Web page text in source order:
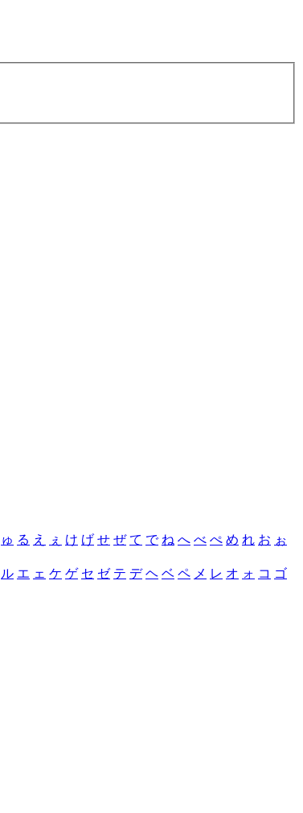
ゅ る え ぇ け げ せ ぜ て で ね へ べ ぺ め れ お ぉ
ル エ ェ ケ ゲ セ ゼ テ デ ヘ ベ ペ メ レ オ ォ コ ゴ